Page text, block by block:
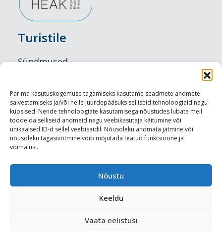
Parima kasutuskogemuse tagamiseks kasutame seadmete andmete
salvestamiseks ja/või neile juurdepääsuks selliseid tehnoloogiaid nagu
küpsised. Nende tehnoloogiate kasutamisega nõustudes lubate meil
töödelda selliseid andmeid nagu veebikasutaja käitumine või
unikaalsed ID-d sellel veebisaidil. Nõusoleku andmata jätmine või
nõusoleku tagasivõtmine võib mõjutada teatud funktsioone ja
võimalusi.
Nõustu
Keeldu
Vaata eelistusi
Turistile
Sündmused
Maitseelamused
Vaatamisväärsused
Visit Tallinn
Turismiprofessionaalile
Harju-, Rapla- ja Läänemaa DMO
Meediakajastused